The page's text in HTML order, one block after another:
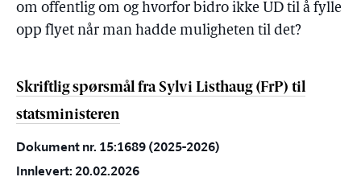
om offentlig om og hvorfor bidro ikke UD til å fylle
opp flyet når man hadde muligheten til det?
Skriftlig spørsmål fra Sylvi Listhaug (FrP) til
statsministeren
Dokument nr. 15:1689 (2025-2026)
Innlevert: 20.02.2026